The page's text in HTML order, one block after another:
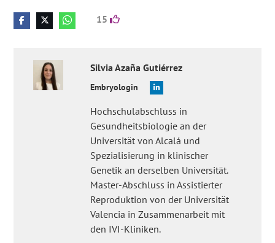
15
SilviaAzaña Gutiérrez
Embryologin
Hochschulabschluss in
Gesundheitsbiologie an der
Universität von Alcalá und
Spezialisierung in klinischer
Genetik an derselben Universität.
Master-Abschluss in Assistierter
Reproduktion von der Universität
Valencia in Zusammenarbeit mit
den IVI-Kliniken.